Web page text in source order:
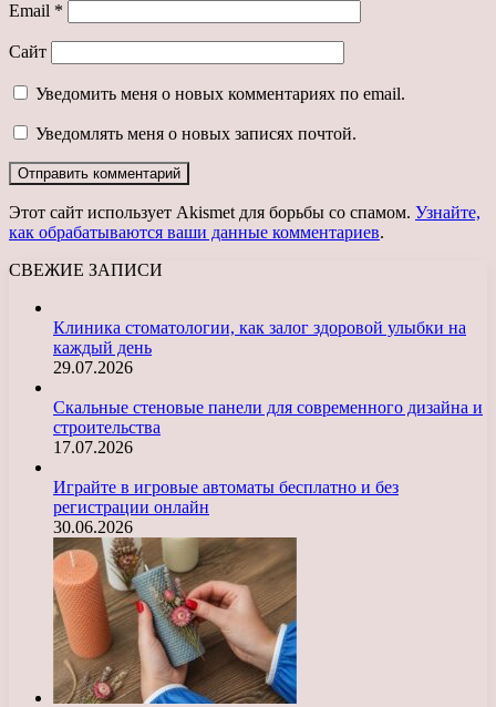
Email *
Сайт
Уведомить меня о новых комментариях по email.
Уведомлять меня о новых записях почтой.
Этот сайт использует Akismet для борьбы со спамом. Узнайте,
как обрабатываются ваши данные комментариев.
СВЕЖИЕ ЗАПИСИ
Клиника стоматологии, как залог здоровой улыбки на
каждый день
29.07.2026
Скальные стеновые панели для современного дизайна и
строительства
17.07.2026
Играйте в игровые автоматы бесплатно и без
регистрации онлайн
30.06.2026